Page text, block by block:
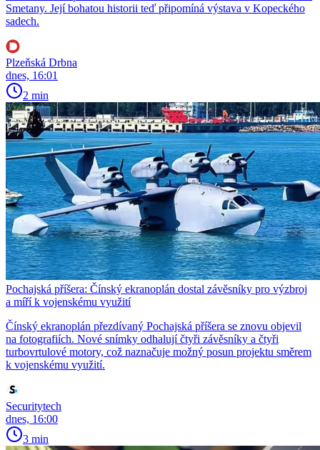
Smetany. Její bohatou historii teď připomíná výstava v Kopeckého
sadech.
Plzeňská Drbna
dnes, 16:01
2 min
Pochajská příšera: Čínský ekranoplán dostal závěsníky pro výzbroj
a míří k vojenskému využití
Čínský ekranoplán přezdívaný Pochajská příšera se znovu objevil
na fotografiích. Nové snímky odhalují čtyři závěsníky a čtyři
turbovrtulové motory, což naznačuje možný posun projektu směrem
k vojenskému využití.
Securitytech
dnes, 16:00
3 min